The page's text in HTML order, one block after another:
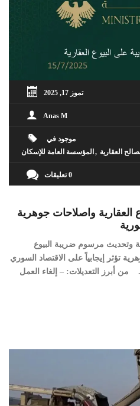
تموز 17, 2025
Anas M
موجود في
المؤسسة العامة للإسكان
العقارية
0 تعليقات
واصلاحات جوهرية
وتحديث مرسوم ضريبة البيوع
تؤثر إيجابياً على الاقتصاد السوري
أبرز التعديلات: – إلغاء العمل
الإيداع البنكي الذي كان يثقل كاهل